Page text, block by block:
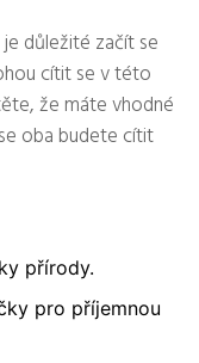
důležité začít se
cítit se v této
že máte vhodné
oba budete cítit
přírody.
pro příjemnou